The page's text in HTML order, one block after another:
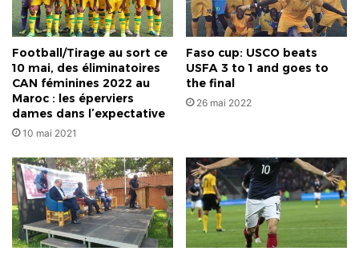
Football/Tirage au sort ce
10 mai, des éliminatoires
CAN féminines 2022 au
Maroc : les éperviers
dames dans l’expectative
10 mai 2021
Faso cup: USCO beats
USFA 3 to 1 and goes to
the final
26 mai 2022